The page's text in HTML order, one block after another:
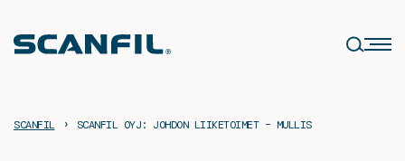
sisältöön
SCANFIL › SCANFIL OYJ: JOHDON LIIKETOIMET – MULLIS